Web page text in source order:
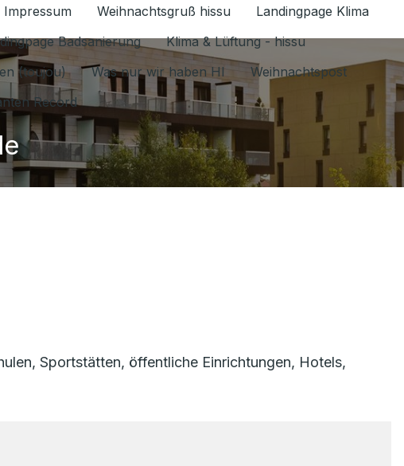
für Datenschutz 1.6.2026 umschalten
Impressum Weihnachtsgruß hissu
Landingpage Klima
Badsanierung
Klima & Lüftung - hissu
(toujou) Was nur wir haben HI
Weihnachtspost
Record
Sportstätten, öffentliche Einrichtungen, Hotels,